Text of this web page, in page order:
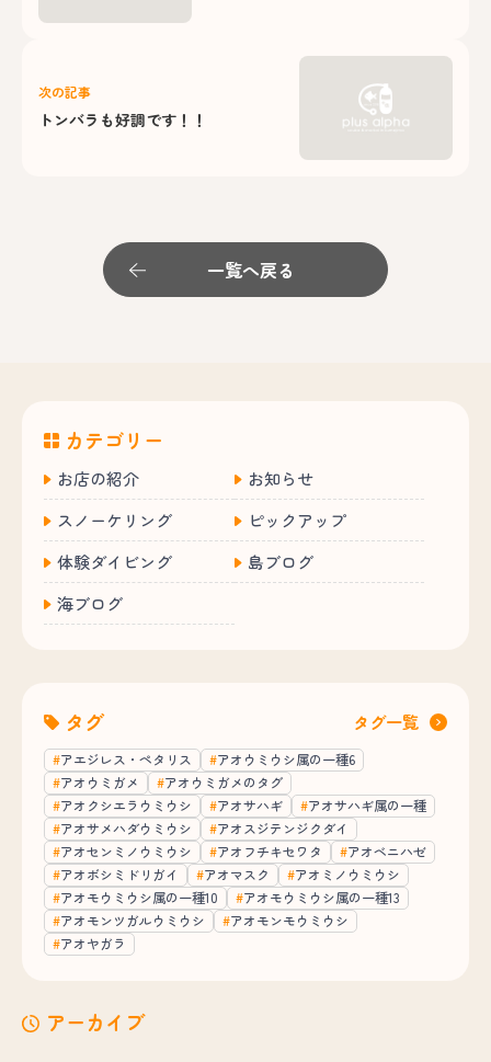
次の記事
トンバラも好調です！！
一覧へ戻る
カテゴリー
お店の紹介
お知らせ
スノーケリング
ピックアップ
体験ダイビング
島ブログ
海ブログ
タグ タグ一覧
アエジレス・ペタリス
アオウミウシ属の一種6
アオウミガメ
アオウミガメのタグ
アオクシエラウミウシ
アオサハギ
アオサハギ属の一種
アオサメハダウミウシ
アオスジテンジクダイ
アオセンミノウミウシ
アオフチキセワタ
アオベニハゼ
アオボシミドリガイ
アオマスク
アオミノウミウシ
アオモウミウシ属の一種10
アオモウミウシ属の一種13
アオモンツガルウミウシ
アオモンモウミウシ
アオヤガラ
アーカイブ